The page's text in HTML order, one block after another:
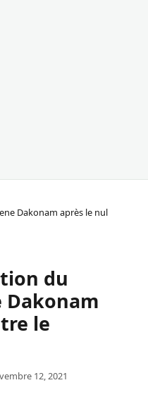
Dakonam après le nul
du
Dakonam
le
12, 2021